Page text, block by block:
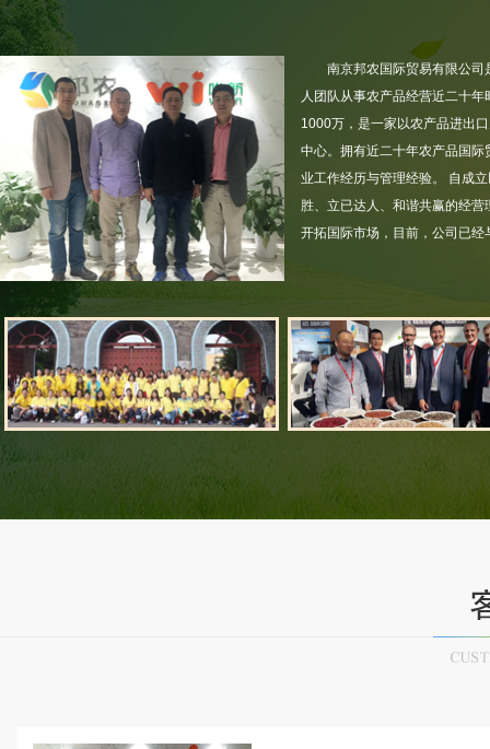
南京邦农国际贸易有限公
人团队从事农产品经营近二十
1000万，是一家以农产品进出
中心。拥有近二十年农产品国
业工作经历与管理经验。 自成
胜、立已达人、和谐共赢的经
开拓国际市场，目前，公司已
营业执照 江苏省农产品进出口企